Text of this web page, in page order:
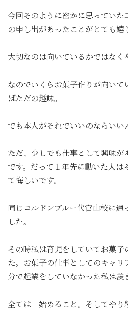
今回そのように密かに思っていた
の申し出があったことがとても嬉
大切なのは向いているかではなく
なのでいくらお菓子作りが向い
ばただの趣味。
でも本人がそれでいいのならいい
ただ、少しでも仕事として興味が
です。だって１年先に動いた人は
て悔しいです。
同じコルドンブルー代官山校に通
した。
その時私は育児をしていてお菓子
た。お菓子の仕事としてのキャリ
分で起業をしていなかった私は羨
全ては「始めること。そしてやり